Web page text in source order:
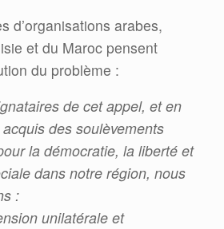
d’organisations arabes,
et du Maroc pensent
du problème :
de cet appel, et en
des soulèvements
la démocratie, la liberté et
dans notre région, nous
:
unilatérale et